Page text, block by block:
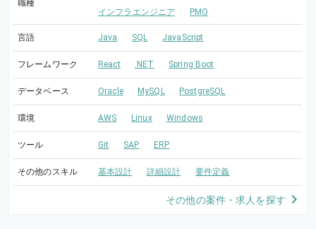
職種
インフラエンジニア
PMO
言語 Java SQL JavaScript
フレームワーク React .NET Spring Boot
データベース Oracle MySQL PostgreSQL
環境 AWS Linux Windows
ツール Git SAP ERP
その他のスキル 基本設計 詳細設計 要件定義
その他の案件・求人を探す